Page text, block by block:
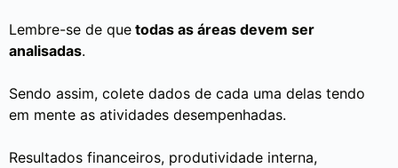
Lembre-se de que todas as áreas devem ser
analisadas.
Sendo assim, colete dados de cada uma delas tendo
em mente as atividades desempenhadas.
Resultados financeiros, produtividade interna,